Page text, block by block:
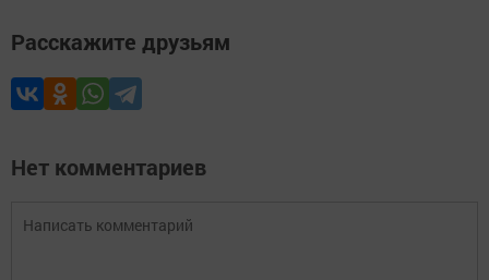
Расскажите друзьям
Нет комментариев